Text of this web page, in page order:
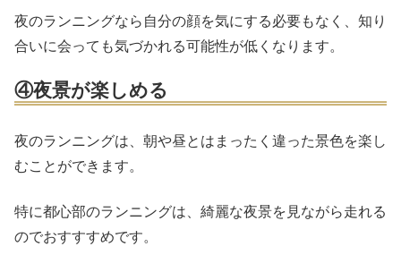
夜のランニングなら自分の顔を気にする必要もなく、知り
合いに会っても気づかれる可能性が低くなります。
④夜景が楽しめる
夜のランニングは、朝や昼とはまったく違った景色を楽し
むことができます。
特に都心部のランニングは、綺麗な夜景を見ながら走れる
のでおすすすめです。